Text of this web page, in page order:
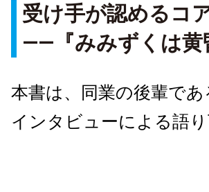
受け手が認めるコ
――『みみずくは黄
本書は、同業の後輩で
インタビューによる語